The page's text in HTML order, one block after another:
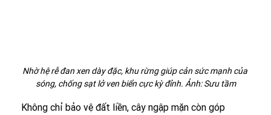
Nhờ hệ rễ đan xen dày đặc, khu rừng giúp cản sức mạnh của
sóng, chống sạt lở ven biển cực kỳ đỉnh. Ảnh: Sưu tầm
Không chỉ bảo vệ đất liền, cây ngập mặn còn góp